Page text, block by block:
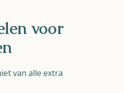
voor
van alle extra